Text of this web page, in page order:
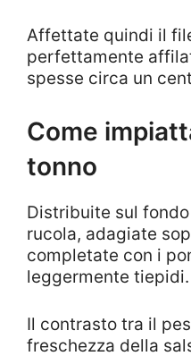
Affettate quindi il
perfettamente
spesse circa un
Come
tonno
Distribuite sul
rucola, adagiate
completate con i
leggermente tiepidi.
Il contrasto tra il
freschezza della